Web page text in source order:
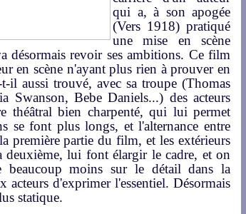
qui a, à son apogée
(Vers 1918) pratiqué
une mise en scène
désormais revoir ses ambitions. Ce film
en scène n'ayant plus rien à prouver en
il aussi trouvé, avec sa troupe (Thomas
Swanson, Bebe Daniels...) des acteurs
théâtral bien charpenté, qui lui permet
se font plus longs, et l'alternance entre
première partie du film, et les extérieurs
lui font élargir le cadre, et on
beaucoup moins sur le détail dans la
acteurs d'exprimer l'essentiel. Désormais
statique.